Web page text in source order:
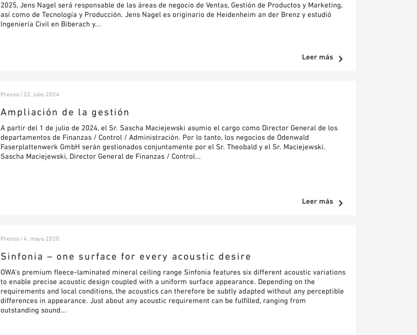
2025, Jens Nagel será responsable de las áreas de negocio de Ventas, Gestión de Productos y Marketing,
así como de Tecnología y Producción. Jens Nagel es originario de Heidenheim an der Brenz y estudió
Ingeniería Civil en Biberach y...
Leer más
Prensa | 22. julio 2024
Ampliación de la gestión
A partir del 1 de julio de 2024, el Sr. Sascha Maciejewski asumio el cargo como Director General de los
departamentos de Finanzas / Control / Administración. Por lo tanto, los negocios de Odenwald
Faserplattenwerk GmbH serán gestionados conjuntamente por el Sr. Theobald y el Sr. Maciejewski.
Sascha Maciejewski, Director General de Finanzas / Control...
Leer más
Prensa | 4. mayo 2020
Sinfonia – one surface for every acoustic desire
OWA’s premium fleece-laminated mineral ceiling range Sinfonia features six different acoustic variations
to enable precise acoustic design coupled with a uniform surface appearance. Depending on the
requirements and local conditions, the acoustics can therefore be subtly adapted without any perceptible
differences in appearance. Just about any acoustic requirement can be fulfilled, ranging from
outstanding sound...